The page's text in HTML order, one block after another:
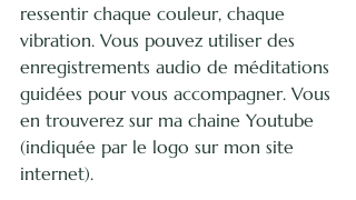
ressentir chaque couleur, chaque
vibration. Vous pouvez utiliser des
enregistrements audio de méditations
guidées pour vous accompagner. Vous
en trouverez sur ma chaine Youtube
(indiquée par le logo sur mon site
internet).